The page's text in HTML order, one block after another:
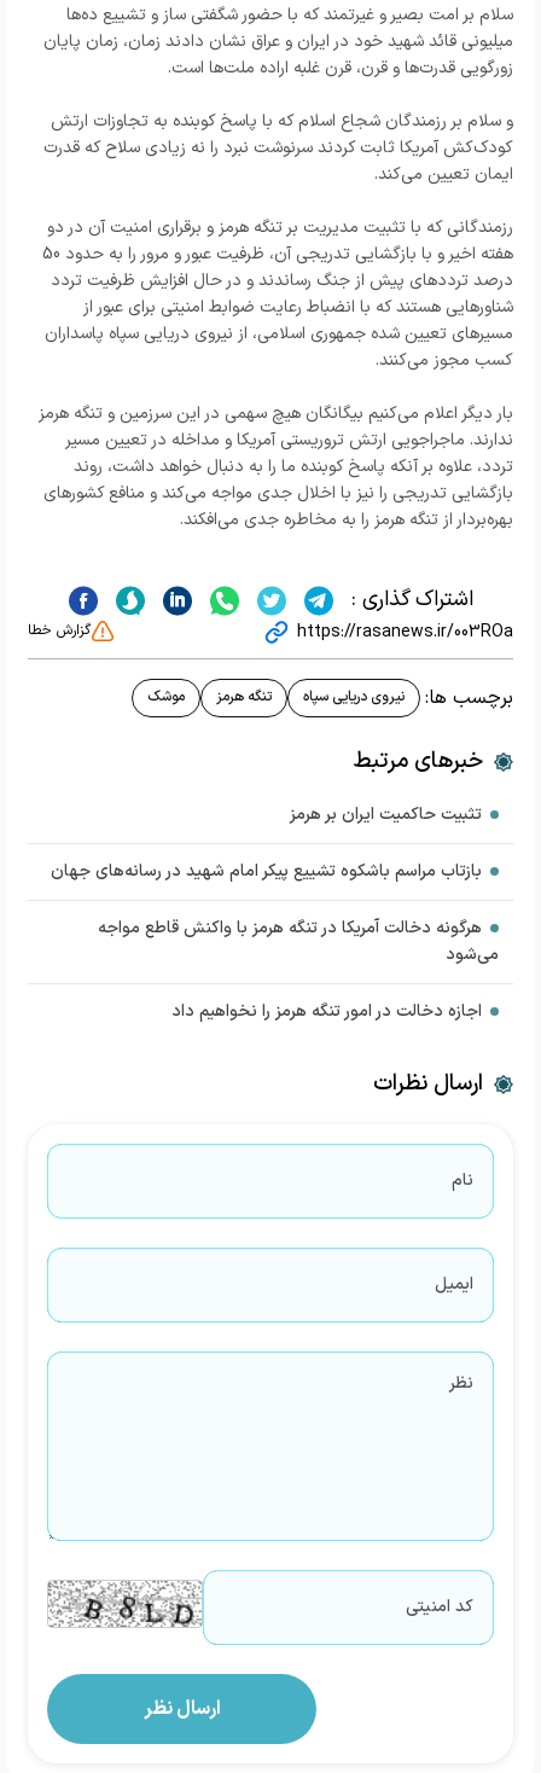
سلام بر امت بصیر و غیرتمند که با حضور شگفتی ساز و تشییع ده‌ها
میلیونی قائد شهید خود در ایران و عراق نشان دادند زمان، زمان پایان
زورگویی قدرت‌ها و قرن، قرن غلبه اراده ملت‌ها است.
و سلام بر رزمندگان شجاع اسلام که با پاسخ کوبنده به تجاوزات ارتش
کودک‌کش آمریکا ثابت کردند سرنوشت نبرد را نه زیادی سلاح که قدرت
ایمان تعیین می‌کند.
رزمندگانی که با تثبیت مدیریت بر تنگه هرمز و برقراری امنیت آن در دو
هفته اخیر و با بازگشایی تدریجی آن، ظرفیت عبور و مرور را به حدود 50
درصد ترددهای پیش از جنگ رساندند و در حال افزایش ظرفیت تردد
شناورهایی هستند که با انضباط رعایت ضوابط امنیتی برای عبور از
مسیرهای تعیین شده جمهوری اسلامی، از نیروی دریایی سپاه پاسداران
کسب مجوز می‌کنند.
بار دیگر اعلام می‌کنیم بیگانگان هیچ سهمی در این سرزمین و تنگه هرمز
ندارند. ماجراجویی ارتش تروریستی آمریکا و مداخله در تعیین مسیر
تردد، علاوه بر آنکه پاسخ کوبنده ما را به دنبال خواهد داشت، روند
بازگشایی تدریجی را نیز با اخلال جدی مواجه می‌کند و منافع کشورهای
بهره‌بردار از تنگه هرمز را به مخاطره جدی می‌افکند.
اشتراک گذاری :
https://rasanews.ir/003ROa گزارش خطا
برچسب ها: نیروی دریایی سپاه تنگه هرمز موشک
خبرهای مرتبط
تثبیت حاکمیت ایران بر هرمز
بازتاب مراسم باشکوه تشییع پیکر امام شهید در رسانه‌های جهان
هرگونه دخالت آمریکا در تنگه هرمز با واکنش قاطع مواجه
می‌شود
اجازه دخالت در امور تنگه هرمز را نخواهیم داد
ارسال نظرات